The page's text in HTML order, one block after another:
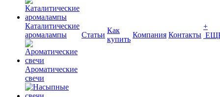
Каталитические
аромалампы
Ароматические
свечи
Статьи
Как
купить
Компания Контакты
+